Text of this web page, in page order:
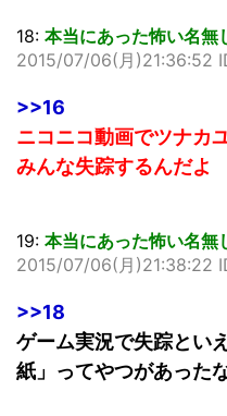
18: 本当にあった怖い名無
2015/07/06(月)21:36:52
>>16
ニコニコ動画でツナカ
みんな失踪するんだよ
19: 本当にあった怖い名無
2015/07/06(月)21:38:22
>>18
ゲーム実況で失踪とい
紙」ってやつがあった